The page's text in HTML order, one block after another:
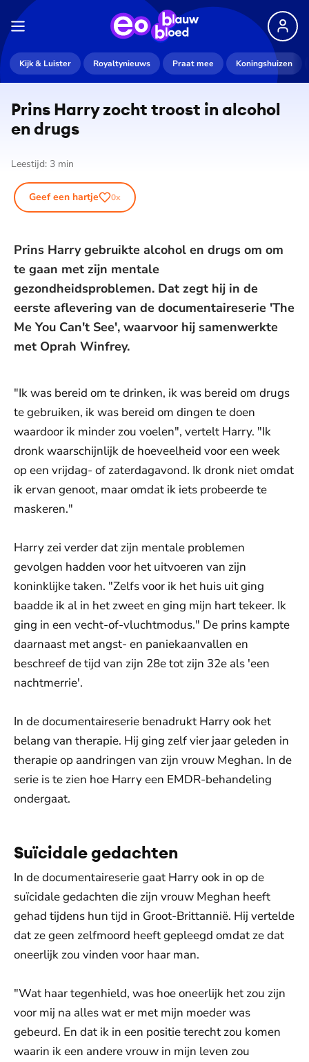
Kijk & Luister Royaltynieuws Praat mee Koningshuizen
Prins Harry zocht troost in alcohol
en drugs
Leestijd: 3 min
Geef een hartje 0x
Prins Harry gebruikte alcohol en drugs om om
te gaan met zijn mentale
gezondheidsproblemen. Dat zegt hij in de
eerste aflevering van de documentaireserie 'The
Me You Can't See', waarvoor hij samenwerkte
met Oprah Winfrey.
"Ik was bereid om te drinken, ik was bereid om drugs
te gebruiken, ik was bereid om dingen te doen
waardoor ik minder zou voelen", vertelt Harry. "Ik
dronk waarschijnlijk de hoeveelheid voor een week
op een vrijdag- of zaterdagavond. Ik dronk niet omdat
ik ervan genoot, maar omdat ik iets probeerde te
maskeren."
Harry zei verder dat zijn mentale problemen
gevolgen hadden voor het uitvoeren van zijn
koninklijke taken. "Zelfs voor ik het huis uit ging
baadde ik al in het zweet en ging mijn hart tekeer. Ik
ging in een vecht-of-vluchtmodus." De prins kampte
daarnaast met angst- en paniekaanvallen en
beschreef de tijd van zijn 28e tot zijn 32e als 'een
nachtmerrie'.
In de documentaireserie benadrukt Harry ook het
belang van therapie. Hij ging zelf vier jaar geleden in
therapie op aandringen van zijn vrouw Meghan. In de
serie is te zien hoe Harry een EMDR-behandeling
ondergaat.
Suïcidale gedachten
In de documentaireserie gaat Harry ook in op de
suïcidale gedachten die zijn vrouw Meghan heeft
gehad tijdens hun tijd in Groot-Brittannië. Hij vertelde
dat ze geen zelfmoord heeft gepleegd omdat ze dat
oneerlijk zou vinden voor haar man.
"Wat haar tegenhield, was hoe oneerlijk het zou zijn
voor mij na alles wat er met mijn moeder was
gebeurd. En dat ik in een positie terecht zou komen
waarin ik een andere vrouw in mijn leven zou